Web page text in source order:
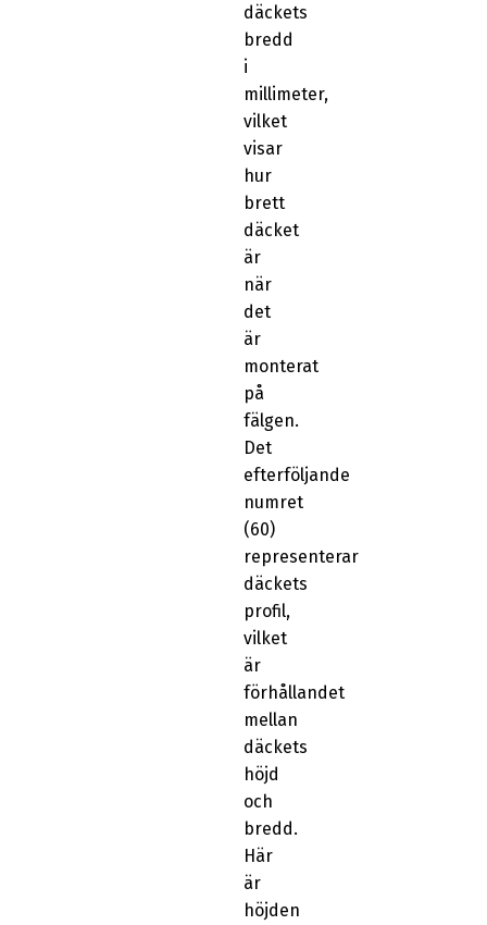
däckets
bredd
i
millimeter,
vilket
visar
hur
brett
däcket
är
när
det
är
monterat
på
fälgen.
Det
efterföljande
numret
(60)
representerar
däckets
profil,
vilket
är
förhållandet
mellan
däckets
höjd
och
bredd.
Här
är
höjden